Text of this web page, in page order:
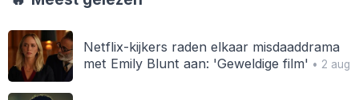
Netflix-kijkers raden elkaar misdaaddrama
met Emily Blunt aan: 'Geweldige film' • 2 aug